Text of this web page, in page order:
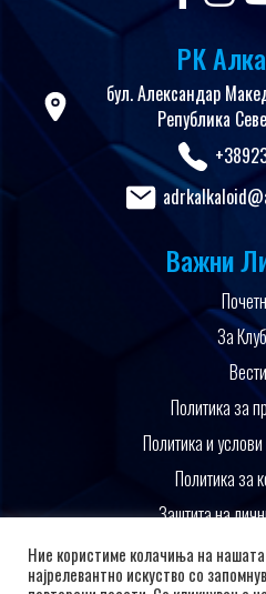
РК
бул. Александар
Република
Важни
За
Вести
Политика за
Политика и
Политика за
Заштита на
Ние користиме колачиња на
најрелевантно искуство со